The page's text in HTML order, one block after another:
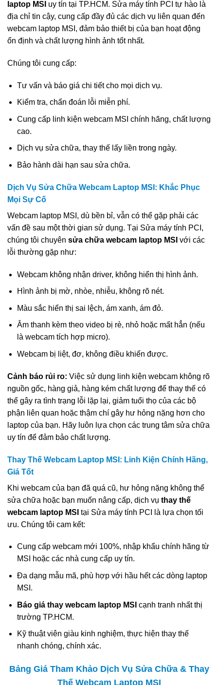
laptop MSI uy tín tại TP.HCM. Sửa máy tính PCI tự hào là
địa chỉ tin cậy, cung cấp đầy đủ các dịch vụ liên quan đến
webcam laptop MSI, đảm bảo thiết bị của bạn hoạt động
ổn định và chất lượng hình ảnh tốt nhất.
Chúng tôi cung cấp:
Tư vấn và báo giá chi tiết cho mọi dịch vụ.
Kiểm tra, chẩn đoán lỗi miễn phí.
Cung cấp linh kiện webcam MSI chính hãng, chất lượng
cao.
Dịch vụ sửa chữa, thay thế lấy liền trong ngày.
Bảo hành dài hạn sau sửa chữa.
Dịch Vụ Sửa Chữa Webcam Laptop MSI: Khắc Phục
Mọi Sự Cố
Webcam laptop MSI, dù bền bỉ, vẫn có thể gặp phải các
vấn đề sau một thời gian sử dụng. Tại Sửa máy tính PCI,
chúng tôi chuyên sửa chữa webcam laptop MSI với các
lỗi thường gặp như:
Webcam không nhận driver, không hiển thị hình ảnh.
Hình ảnh bị mờ, nhòe, nhiễu, không rõ nét.
Màu sắc hiển thị sai lệch, ám xanh, ám đỏ.
Âm thanh kèm theo video bị rè, nhỏ hoặc mất hẳn (nếu
là webcam tích hợp micro).
Webcam bị liệt, đơ, không điều khiển được.
Cảnh báo rủi ro: Việc sử dụng linh kiện webcam không rõ
nguồn gốc, hàng giả, hàng kém chất lượng để thay thế có
thể gây ra tình trạng lỗi lặp lại, giảm tuổi thọ của các bộ
phận liên quan hoặc thậm chí gây hư hỏng nặng hơn cho
laptop của bạn. Hãy luôn lựa chọn các trung tâm sửa chữa
uy tín để đảm bảo chất lượng.
Thay Thế Webcam Laptop MSI: Linh Kiện Chính Hãng,
Giá Tốt
Khi webcam của bạn đã quá cũ, hư hỏng nặng không thể
sửa chữa hoặc bạn muốn nâng cấp, dịch vụ thay thế
webcam laptop MSI tại Sửa máy tính PCI là lựa chọn tối
ưu. Chúng tôi cam kết:
Cung cấp webcam mới 100%, nhập khẩu chính hãng từ
MSI hoặc các nhà cung cấp uy tín.
Đa dạng mẫu mã, phù hợp với hầu hết các dòng laptop
MSI.
Báo giá thay webcam laptop MSI cạnh tranh nhất thị
trường TP.HCM.
Kỹ thuật viên giàu kinh nghiệm, thực hiện thay thế
nhanh chóng, chính xác.
Bảng Giá Tham Khảo Dịch Vụ Sửa Chữa & Thay
Thế Webcam Laptop MSI